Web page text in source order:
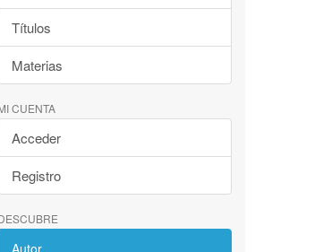
Títulos
Materias
CUENTA
Acceder
Registro
Autor